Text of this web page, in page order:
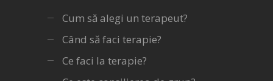
Cum să alegi un terapeut?
Când să faci terapie?
Ce faci la terapie?